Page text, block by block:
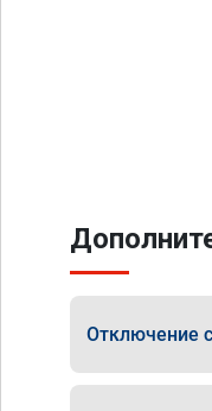
Отключение